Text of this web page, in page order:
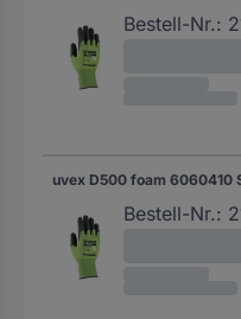
Bestell-Nr.:
Bestell-Nr.: